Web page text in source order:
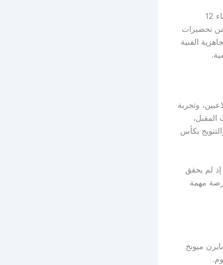
يحل فريق بايرن ميونخ الألماني ضيفاً على نظيره جراسهوبرز السويسري مساء الثلاثاء 12
ضمن تحضيرات
الجاهزية الفنية
وتجربة
بكأس
إذ لم يحقق
مهمة
ميونخ